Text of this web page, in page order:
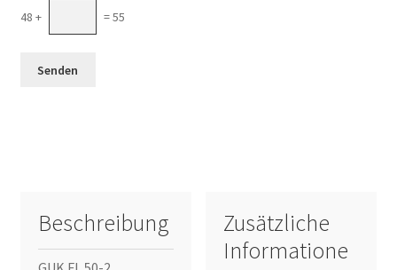
48 +
= 55
Beschreibung
Zusätzliche
Informatione